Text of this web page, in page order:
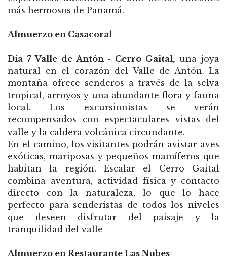
más hermosos de Panamá.
Almuerzo en Casacoral
Dia 7 Valle de Antón - Cerro Gaital, una joya
natural en el corazón del Valle de Antón. La
montaña ofrece senderos a través de la selva
tropical, arroyos y una abundante flora y fauna
local. Los excursionistas se verán
recompensados con espectaculares vistas del
valle y la caldera volcánica circundante.
En el camino, los visitantes podrán avistar aves
exóticas, mariposas y pequeños mamíferos que
habitan la región. Escalar el Cerro Gaital
combina aventura, actividad física y contacto
directo con la naturaleza, lo que lo hace
perfecto para senderistas de todos los niveles
que deseen disfrutar del paisaje y la
tranquilidad del valle
Almuerzo en Restaurante Las Nubes